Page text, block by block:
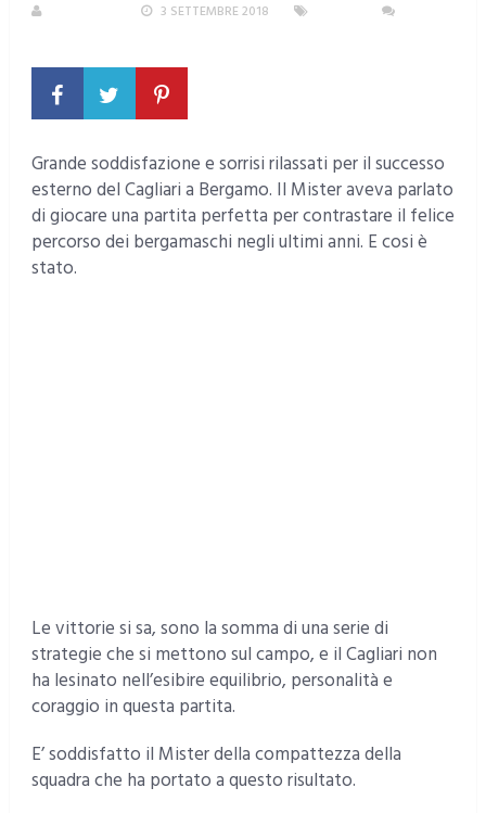
3 SETTEMBRE 2018
Grande soddisfazione e sorrisi rilassati per il successo
esterno del Cagliari a Bergamo. Il Mister aveva parlato
di giocare una partita perfetta per contrastare il felice
percorso dei bergamaschi negli ultimi anni. E cosi è
stato.
Le vittorie si sa, sono la somma di una serie di
strategie che si mettono sul campo, e il Cagliari non
ha lesinato nell’esibire equilibrio, personalità e
coraggio in questa partita.
E’ soddisfatto il Mister della compattezza della
squadra che ha portato a questo risultato.